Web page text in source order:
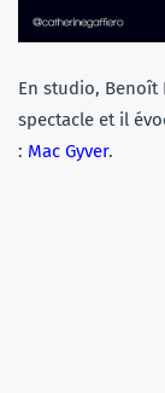
En studio,
spectacle et il
: Mac Gyver.